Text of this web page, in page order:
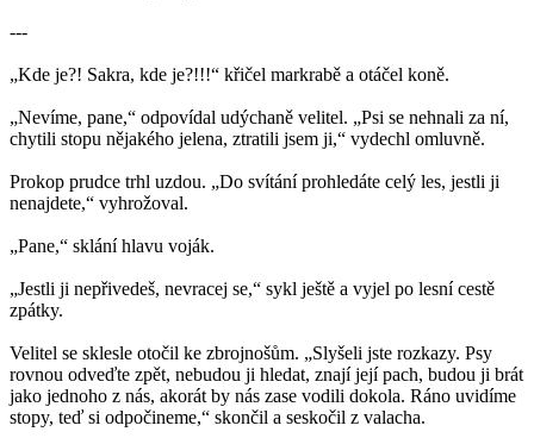
---
„Kde je?! Sakra, kde je?!!!“ křičel markrabě a otáčel koně.
„Nevíme, pane,“ odpovídal udýchaně velitel. „Psi se nehnali za ní,
chytili stopu nějakého jelena, ztratili jsem ji,“ vydechl omluvně.
Prokop prudce trhl uzdou. „Do svítání prohledáte celý les, jestli ji
nenajdete,“ vyhrožoval.
„Pane,“ sklání hlavu voják.
„Jestli ji nepřivedeš, nevracej se,“ sykl ještě a vyjel po lesní cestě
zpátky.
Velitel se sklesle otočil ke zbrojnošům. „Slyšeli jste rozkazy. Psy
rovnou odveďte zpět, nebudou ji hledat, znají její pach, budou ji brát
jako jednoho z nás, akorát by nás zase vodili dokola. Ráno uvidíme
stopy, teď si odpočineme,“ skončil a seskočil z valacha.